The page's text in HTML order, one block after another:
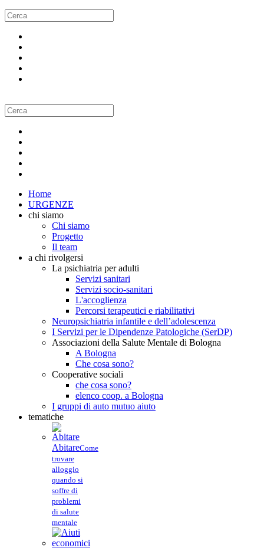
Home
URGENZE
chi siamo
Chi siamo
Progetto
Il team
a chi rivolgersi
La psichiatria per adulti
Servizi sanitari
Servizi socio-sanitari
L'accoglienza
Percorsi terapeutici e riabilitativi
Neuropsichiatria infantile e dell’adolescenza
I Servizi per le Dipendenze Patologiche (SerDP)
Associazioni della Salute Mentale di Bologna
A Bologna
Che cosa sono?
Cooperative sociali
che cosa sono?
elenco coop. a Bologna
I gruppi di auto mutuo aiuto
tematiche
AbitareCome
trovare
alloggio
quando si
soffre di
problemi
di salute
mentale